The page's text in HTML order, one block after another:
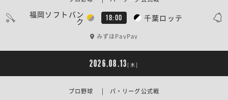
福岡ソフトバン
ク 18:00 千葉ロッテ
みずほPayPay
2026.08.13 [木]
プロ野球 | パ・リーグ公式戦